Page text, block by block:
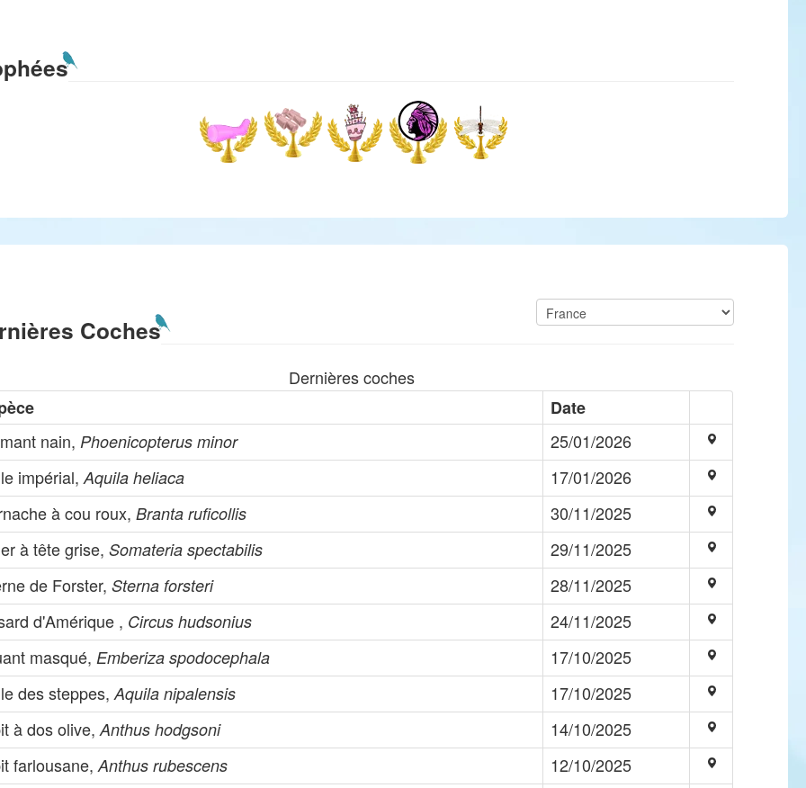
Coches
Dernières coches
Date
nain, Phoenicopterus minor
25/01/2026
impérial,Aquila heliaca
17/01/2026
à cou roux,Branta ruficollis
30/11/2025
à tête grise,Somateria spectabilis
29/11/2025
de Forster,Sterna forsteri
28/11/2025
d'Amérique , Circus hudsonius
24/11/2025
masqué, Emberiza spodocephala
17/10/2025
des steppes,Aquila nipalensis
17/10/2025
à dos olive,Anthus hodgsoni
14/10/2025
farlousane,Anthus rubescens
12/10/2025